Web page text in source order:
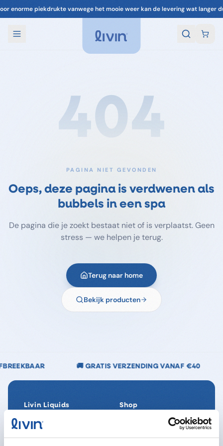
enorme piekdrukte vanwege het mooie weer kan de levering wat langer
404
PAGINA NIET GEVONDEN
Oeps, deze pagina is verdwenen als
bubbels in een spa
De pagina die je zoekt bestaat niet of is verplaatst. Geen
stress — we helpen je terug.
Terug naar home
Bekijk producten
🚚 GRATIS VERZENDING VANAF €40 🌿 CHLOORVRIJ
Livin Liquids
Ons verhaal
Onze Impact
Shop
SpaReady